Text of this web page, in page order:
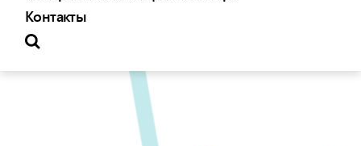
Контакты